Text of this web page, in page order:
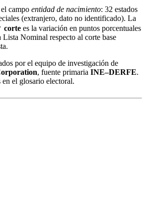
el campo entidad de nacimiento: 32 estados
(extranjero, dato no identificado). La
corte es la variación en puntos porcentuales
Nominal respecto al corte base
por el equipo de investigación de
, fuente primaria INE–DERFE.
en el glosario electoral.